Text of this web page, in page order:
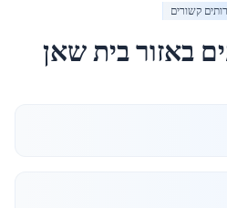
קשורים
באזורבית שאן